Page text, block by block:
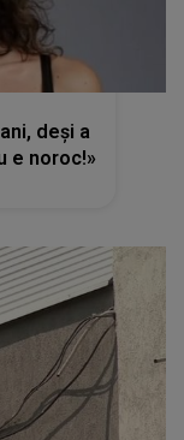
deși a
e noroc!»